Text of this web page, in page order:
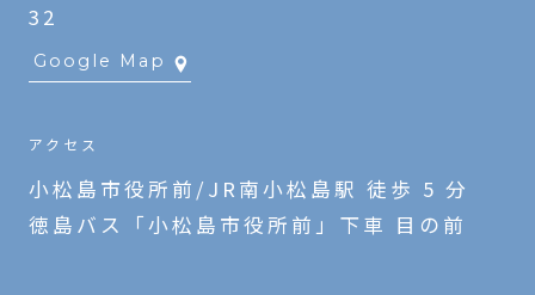
32
Google Map
アクセス
小松島市役所前/JR南小松島駅 徒歩 5 分
徳島バス「小松島市役所前」下車 目の前